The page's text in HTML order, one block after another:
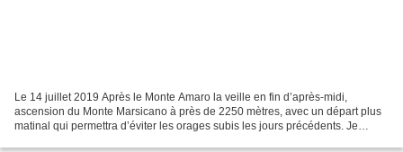
Le 14 juillet 2019 Après le Monte Amaro la veille en fin d’après-midi,
ascension du Monte Marsicano à près de 2250 mètres, avec un départ plus
matinal qui permettra d’éviter les orages subis les jours précédents. Je